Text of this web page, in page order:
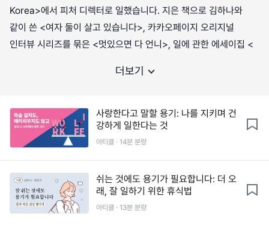
Korea>에서 피처 디렉터로 일했습니다. 지은 책으로 김하나와
같이 쓴 <여자 둘이 살고 있습니다>, 카카오페이지 오리지널
인터뷰 시리즈를 묶은 <멋있으면 다 언니>, 일에 관한 에세이집 <
더보기
사랑한다고 말할 용기: 나를 지키며 건
강하게 일한다는 것
아티클 · 14분 분량
쉬는 것에도 용기가 필요합니다: 더 오
래, 잘 일하기 위한 휴식법
아티클 · 13분 분량